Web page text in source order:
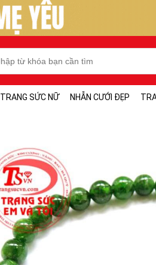
TRANG SỨC NỮ NHẪN CƯỚI ĐẸP